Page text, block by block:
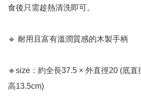
食後只需趁熱清洗即可。
🔹 耐用且富有溫潤質感的木製手柄
🔹size：約全長37.5 × 外直徑20 (底直
高13.5cm)